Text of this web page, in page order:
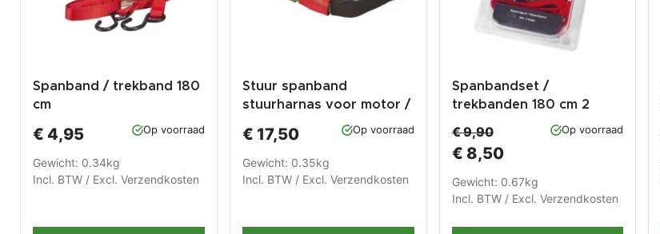
Spanband / trekband 180
cm
€ 4,95 Op voorraad
Gewicht: 0.34kg
Incl. BTW / Excl. Verzendkosten
Stuur spanband
stuurharnas voor motor /
tankbescherming
€ 17,50 Op voorraad
Gewicht: 0.35kg
Incl. BTW / Excl. Verzendkosten
Spanbandset /
trekbanden 180 cm 2
€ 9,90
€ 8,50
Op voorraad
Gewicht: 0.67kg
Incl. BTW / Excl. Verzendkosten